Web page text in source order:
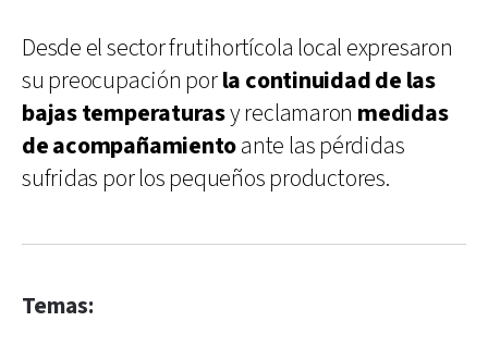
Desde el sector frutihortícola local expresaron
su preocupación porla continuidad de las
bajas temperaturasy reclamaron medidas
de acompañamientoante las pérdidas
sufridas por los pequeños productores.
Temas: